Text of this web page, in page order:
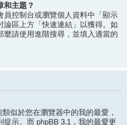
和主題？
員控制台或瀏覽個人資料中「顯示
論區上方「快速連結」以獲得。如
麼請使用進階搜尋，並填入適當的
似於您在瀏覽器中的我的最愛，
示。而 phpBB 3.1，我的最愛更